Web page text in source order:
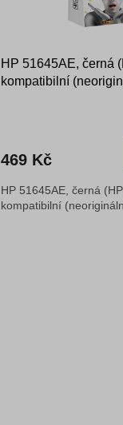
HP 51645AE, černá
kompatibilní
469 Kč
HP 51645AE, černá
kompatibilní